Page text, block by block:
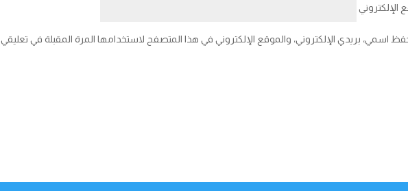
الإلكتروني
اسمي، بريدي الإلكتروني، والموقع الإلكتروني في هذا المتصفح لاستخدامها المرة المقبلة في تعليقي.